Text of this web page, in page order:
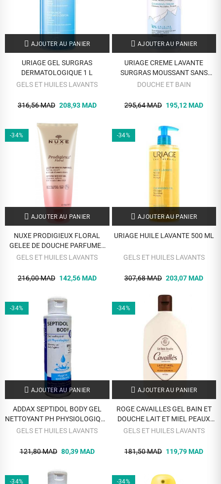
AJOUTER AU PANIER
URIAGE GEL SURGRAS
DERMATOLOGIQUE 1 L
GELS ET HUILES LAVANTS
316,56 MAD 208,93 MAD
AJOUTER AU PANIER
URIAGE CREME LAVANTE
SURGRAS MOUSSANT SANS
SAVON 500ML
DOUCHE ET BAIN
295,64 MAD 195,12 MAD
-34%
AJOUTER AU PANIER
NUXE PRODIGIEUX FLORAL
GELEE DE DOUCHE PARFUMEE
200 ML
GELS ET HUILES LAVANTS
216,00 MAD 142,56 MAD
-34%
AJOUTER AU PANIER
URIAGE HUILE LAVANTE 500 ML
GELS ET HUILES LAVANTS
307,68 MAD 203,07 MAD
-34%
AJOUTER AU PANIER
ADDAX SEPTIDOL BODY GEL
NETTOYANT PH PHYSIOLOGIQUE
250 ML
GELS ET HUILES LAVANTS
121,80 MAD 80,39 MAD
-34%
AJOUTER AU PANIER
ROGE CAVAILLES GEL BAIN ET
DOUCHE LAIT ET MIEL PEAUX
SENSIBLES 400 ML
GELS ET HUILES LAVANTS
181,50 MAD 119,79 MAD
-34% -34%